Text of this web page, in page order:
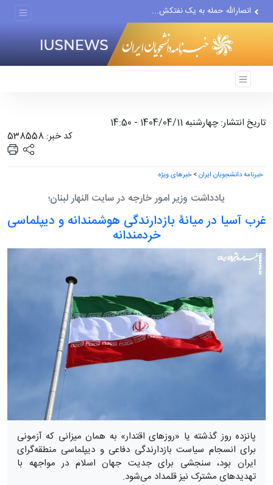
حادثه امنیتی دریایی در جنوب...
لفاظی جدید نتانیاهو علیه ایران
تاریخ انتشار: چهارشنبه 1404/04/11 - 14:50
کد خبر: 538558
خبرنامه دانشجویان ایران>خبرهای ویژه
یادداشت وزیر امور خارجه در سایت النهار لبنان؛
غرب آسیا در میانۀ بازدارندگی هوشمندانه و دیپلماسی
خردمندانه
پانزده روز گذشته یا «روزهای اقتدار» به همان میزانی که آزمونی
برای انسجام سیاست بازدارندگی دفاعی و دیپلماسی منطقه‌گرای
ایران بود، سنجشی برای جدیت جهان اسلام در مواجهه با
تهدیدهای مشترک نیز قلمداد می‌شود.